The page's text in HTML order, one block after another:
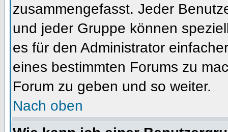
zusammengefasst. Jeder
und jeder Gruppe können
es für den Administrator
eines bestimmten Forums zu
Forum zu geben und so weiter.
Nach oben